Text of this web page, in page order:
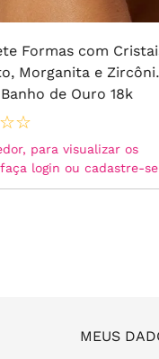
Formas com
Morganita e
de Ouro 18k
☆☆
para visualizar os
login ou cadastre-
MEUS